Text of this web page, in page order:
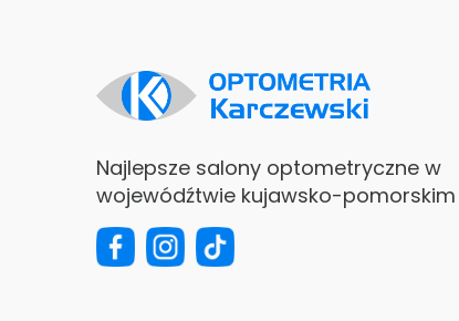
Najlepsze salony optometryczne w
wojewódźtwie kujawsko-pomorskim